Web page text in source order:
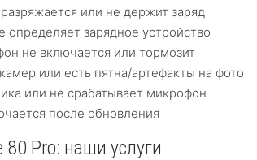
или не держит заряд
определяет зарядное устройство
не включается или тормозит
или есть пятна/артефакты на фото
или не срабатывает микрофон
после обновления
Pro: наши услуги